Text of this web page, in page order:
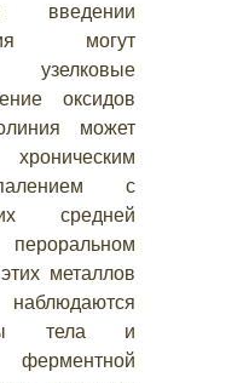
введении
могут
узелковые
оксидов
может
с
средней
металлов
тела и